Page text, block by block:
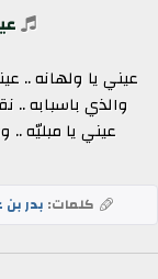
عيني يا ولهانه ..
والذي باسبابه ..
عيني يا مبليّه
كلمات: بدر